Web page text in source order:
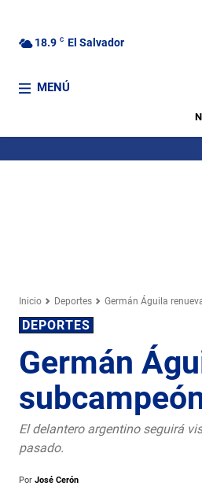
18.9 C El Salvador
MENÚ
Inicio Deportes Germán Águila
DEPORTES
Germán
El delantero argentino seguirá
pasado.
Por José Cerón